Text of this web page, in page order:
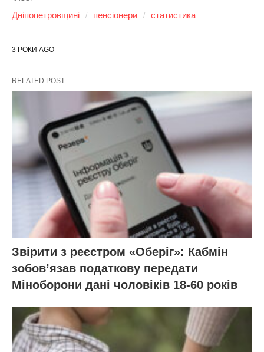
Дніпопетровщині пенсіонери статистика
3 РОКИ AGO
RELATED POST
Звірити з реєстром «Оберіг»: Кабмін
зобовʼязав податкову передати
Міноборони дані чоловіків 18-60 років